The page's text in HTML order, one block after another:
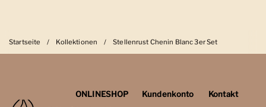
Startseite / Kollektionen / Stellenrust Chenin Blanc 3er Set
ONLINESHOP
Kundenkonto
Kontakt